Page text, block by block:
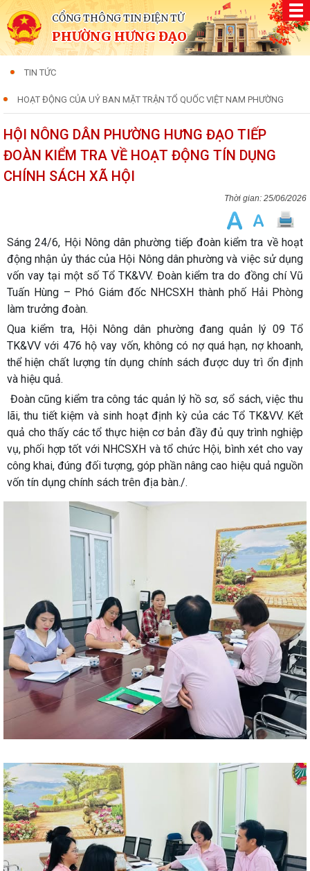
CỔNG THÔNG TIN ĐIỆN TỬ
PHƯỜNG HƯNG ĐẠO
TIN TỨC
HOẠT ĐỘNG CỦA UỶ BAN MẶT TRẬN TỔ QUỐC VIỆT NAM PHƯỜNG
HỘI NÔNG DÂN PHƯỜNG HƯNG ĐẠO TIẾP
ĐOÀN KIỂM TRA VỀ HOẠT ĐỘNG TÍN DỤNG
CHÍNH SÁCH XÃ HỘI
25/06/2026
Sáng 24/6, Hội Nông dân phường tiếp đoàn kiểm tra về hoạt
động nhận ủy thác của Hội Nông dân phường và việc sử dụng
vốn vay tại một số Tổ TK&VV. Đoàn kiểm tra do đồng chí Vũ
Tuấn Hùng – Phó Giám đốc NHCSXH thành phố Hải Phòng
làm trưởng đoàn.
Qua kiểm tra, Hội Nông dân phường đang quản lý 09 Tổ
TK&VV với 476 hộ vay vốn, không có nợ quá hạn, nợ khoanh,
thể hiện chất lượng tín dụng chính sách được duy trì ổn định
và hiệu quả.
Đoàn cũng kiểm tra công tác quản lý hồ sơ, sổ sách, việc thu
lãi, thu tiết kiệm và sinh hoạt định kỳ của các Tổ TK&VV. Kết
quả cho thấy các tổ thực hiện cơ bản đầy đủ quy trình nghiệp
vụ, phối hợp tốt với NHCSXH và tổ chức Hội, bình xét cho vay
công khai, đúng đối tượng, góp phần nâng cao hiệu quả nguồn
vốn tín dụng chính sách trên địa bàn./.